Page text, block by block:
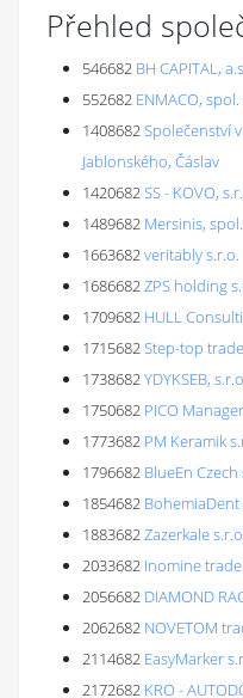
Přehled
546682 BH CAPITAL,
552682 ENMACO,
1408682Společenství
Jablonského, Čáslav
1420682SS - KOVO,
1489682 Mersinis,
1663682veritably s.r.o.
1686682ZPS holding
1709682 HULL
1715682Step-top
1738682YDYKSEB,
1750682 PICO
1773682 PM Keramik
1796682 BlueEn Czech
1854682 BohemiaDent
1883682Zazerkale
2033682 Inomine
2056682 DIAMOND
2062682 NOVETOM
2114682 EasyMarker
2172682 KRO -